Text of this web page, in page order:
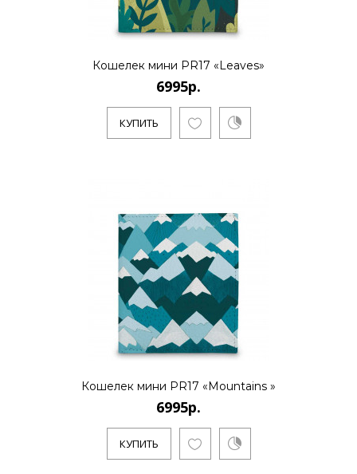
КУПИТЬ
6995р.
..
6995р.
..
КУПИТЬ
6995р.
Кошелек мини PR17 «Leaves»
6995р.
КУПИТЬ
Кошелек мини PR17 «Mountains »
6995р.
КУПИТЬ